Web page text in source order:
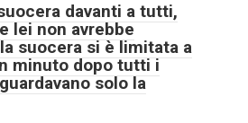
davanti a tutti,
lei non avrebbe
suocera si è limitata a
minuto dopo tutti i
solo la